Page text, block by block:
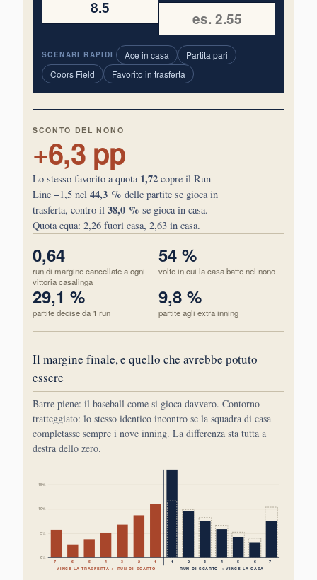
SCENARI RAPIDI Ace in casa
Partita pari
Coors Field
Favorito in trasferta
SCONTO DEL NONO
+6,3 pp
Lo stesso favorito a quota 1,72 copre il Run
Line −1,5 nel 44,3 % delle partite se gioca in
trasferta, contro il 38,0 % se gioca in casa.
Quota equa: 2,26 fuori casa, 2,63 in casa.
0,64
run di margine cancellate a ogni
vittoria casalinga
54 %
volte in cui la casa batte nel nono
29,1 %
partite decise da 1 run
9,8 %
partite agli extra inning
Il margine finale, e quello che avrebbe potuto
essere
Barre piene: il baseball come si gioca davvero. Contorno
tratteggiato: lo stesso identico incontro se la squadra di casa
completasse sempre i nove inning. La differenza sta tutta a
destra dello zero.
0%
5%
10%
15%
7+ 6 5 4 3 2 1 1 2 3 4 5 6
7+
VINCE LA TRASFERTA ← RUN DI SCARTO
RUN DI SCARTO → VINCE LA CASA